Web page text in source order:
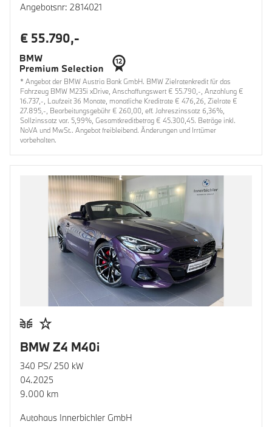
Angebotsnr: 2814021
€ 55.790,-
* Angebot der BMW Austria Bank GmbH. BMW Zielratenkredit für das
Fahrzeug BMW M235i xDrive, Anschaffungswert € 55.790,-, Anzahlung €
16.737,-, Laufzeit 36 Monate, monatliche Kreditrate € 476,26, Zielrate €
27.895,-, Bearbeitungsgebühr € 260,00, eff. Jahreszinssatz 6,36%,
Sollzinssatz var. 5,99%, Gesamtkreditbetrag € 45.300,45. Beträge inkl.
NoVA und MwSt.. Angebot freibleibend. Änderungen und Irrtümer
vorbehalten.
BMW Z4 M40i
340 PS/ 250 kW
04.2025
9.000 km
Autohaus Innerbichler GmbH